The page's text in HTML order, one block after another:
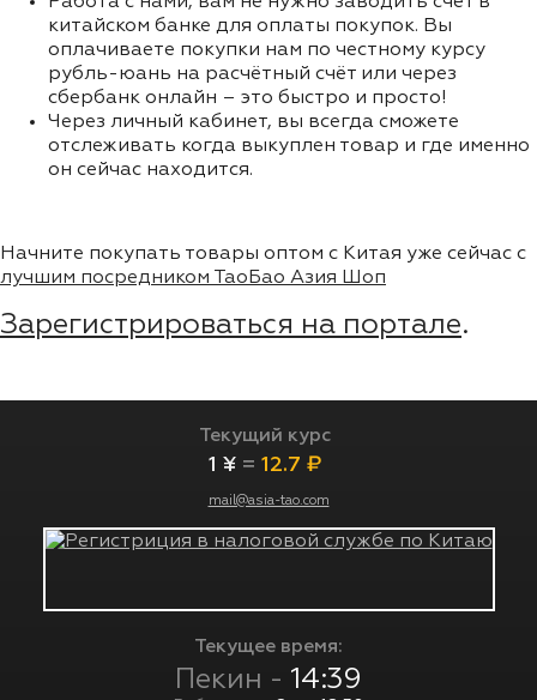
китайском банке для оплаты покупок. Вы
оплачиваете покупки нам по честному курсу
рубль-юань на расчётный счёт или через
сбербанк онлайн – это быстро и просто!
Через личный кабинет, вы всегда сможете
отслеживать когда выкуплен товар и где именно
он сейчас находится.
Начните покупать товары оптом с Китая уже сейчас с
лучшим посредником ТаоБао Азия Шоп
Зарегистрироваться на портале.
Текущий курс
1 ¥ = 12.7 ₽
mail@asia-tao.com
Текущее время:
Пекин - 14:39